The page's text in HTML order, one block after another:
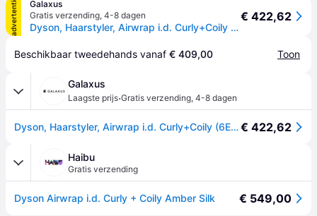
advertentie
Galaxus
Gratis verzending, 4-8 dagen
Dyson, Haarstyler, Airwrap i.d. Curly+Coily (6Essays)
€ 422,62
Beschikbaar tweedehands vanaf € 409,00 Toon
Galaxus
Laagste prijs·Gratis verzending, 4-8 dagen
Dyson, Haarstyler, Airwrap i.d. Curly+Coily (6Essays)€ 422,62
Haibu
Gratis verzending
Dyson Airwrap i.d. Curly + Coily Amber Silk € 549,00